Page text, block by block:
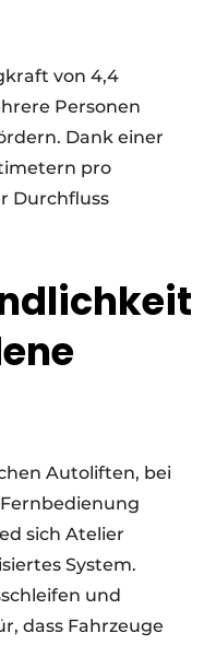
von 4,4
Personen
Dank einer
pro
Durchfluss
Autoliften, bei
sich Atelier
System.
und
dass Fahrzeuge